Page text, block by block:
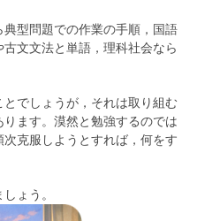
型問題での作業の手順，国語
文文法と単語，理科社会なら
でしょうが，それは取り組む
ます。漠然と勉強するのでは
克服しようとすれば，何をす
ょう。